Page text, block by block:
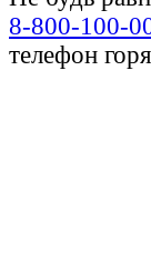
8-800-100-
телефон